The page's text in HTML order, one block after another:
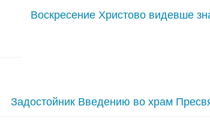
Воскресение Христово видевше
Задостойник Введению во храм